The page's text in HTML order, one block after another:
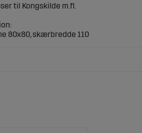
til Kongskilde m.fl.
80x80, skærbredde 110